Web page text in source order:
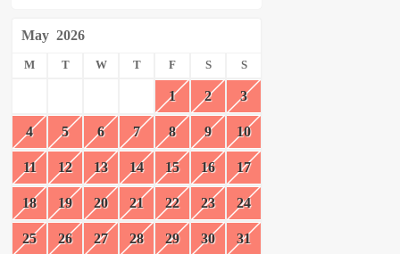
May 2026
M T W T F S S
1 2 3
4 5 6 7 8 9 10
11 12 13 14 15 16 17
18 19 20 21 22 23 24
25 26 27 28 29 30 31